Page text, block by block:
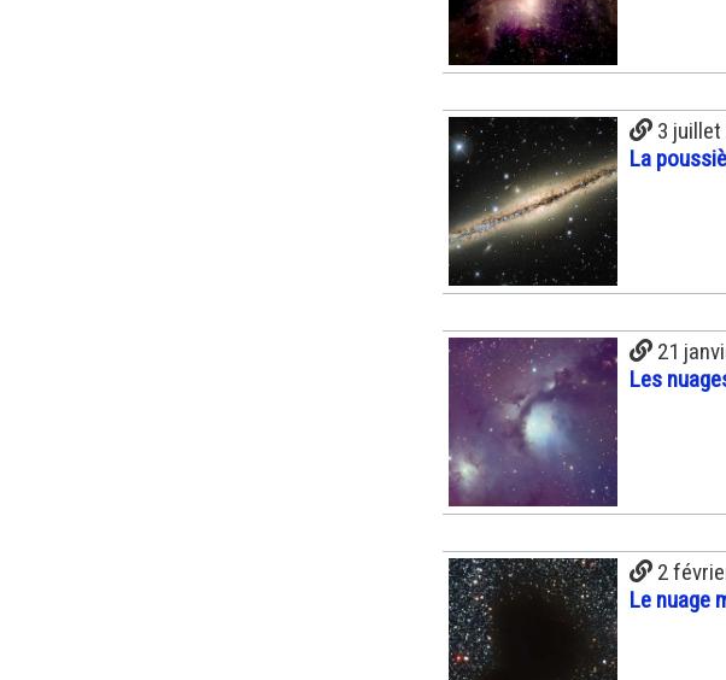
3 juillet
La
21
Les
2
Le nuage